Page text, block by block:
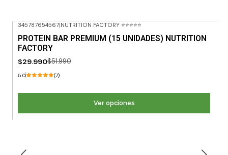
345787654567|NUTRITION FACTORY ⭐⭐⭐⭐⭐
PROTEIN BAR PREMIUM (15 UNIDADES) NUTRITION
FACTORY
$29.990$51.990
5.0 (7)
Ver opciones